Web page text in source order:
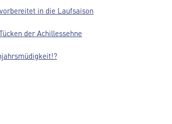
in die Laufsaison
der Achillessehne